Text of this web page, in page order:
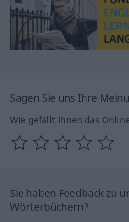
Sagen Sie uns Ihre
Wie gefällt Ihnen das
Sie haben Feedback zu
Wörterbüchern?